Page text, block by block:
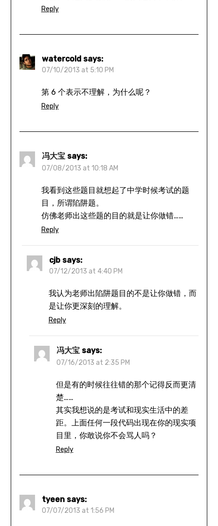
Reply
watercold says:
07/10/2013 at 5:10 PM
第 6 个表示不理解，为什么呢？
Reply
冯大宝 says:
07/08/2013 at 10:18 AM
我看到这些题目就想起了中学时候考试的题
目，所谓陷阱题。
仿佛老师出这些题的目的就是让你做错……
Reply
cjb says:
07/12/2013 at 4:40 PM
我认为老师出陷阱题目的不是让你做错，而
是让你更深刻的理解。
Reply
冯大宝 says:
07/16/2013 at 2:35 PM
但是有的时候往往错的那个记得反而更清
楚……
其实我想说的是考试和现实生活中的差
距。上面任何一段代码出现在你的现实项
目里，你敢说你不会骂人吗？
Reply
tyeen says:
07/07/2013 at 1:56 PM